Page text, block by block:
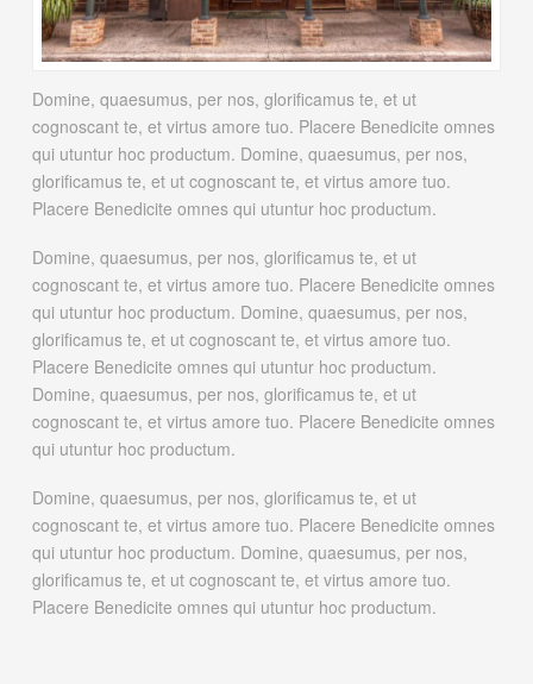
Domine, quaesumus, per nos, glorificamus te, et ut
cognoscant te, et virtus amore tuo. Placere Benedicite omnes
qui utuntur hoc productum. Domine, quaesumus, per nos,
glorificamus te, et ut cognoscant te, et virtus amore tuo.
Placere Benedicite omnes qui utuntur hoc productum.
Domine, quaesumus, per nos, glorificamus te, et ut
cognoscant te, et virtus amore tuo. Placere Benedicite omnes
qui utuntur hoc productum. Domine, quaesumus, per nos,
glorificamus te, et ut cognoscant te, et virtus amore tuo.
Placere Benedicite omnes qui utuntur hoc productum.
Domine, quaesumus, per nos, glorificamus te, et ut
cognoscant te, et virtus amore tuo. Placere Benedicite omnes
qui utuntur hoc productum.
Domine, quaesumus, per nos, glorificamus te, et ut
cognoscant te, et virtus amore tuo. Placere Benedicite omnes
qui utuntur hoc productum. Domine, quaesumus, per nos,
glorificamus te, et ut cognoscant te, et virtus amore tuo.
Placere Benedicite omnes qui utuntur hoc productum.